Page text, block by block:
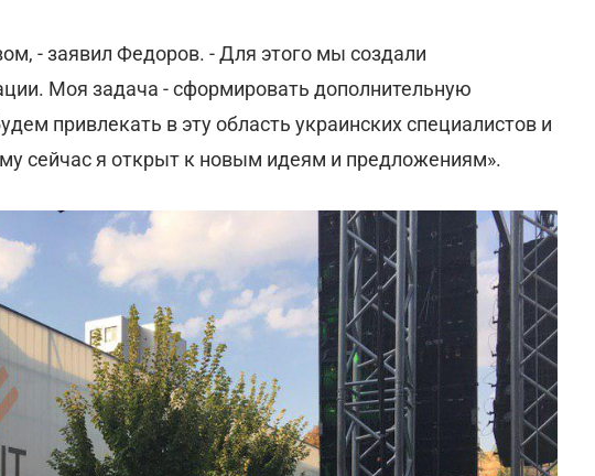
- заявил Федоров. - Для этого мы создали
Моя задача - сформировать дополнительную
привлекать в эту область украинских специалистов и
сейчас я открыт к новым идеям и предложениям».